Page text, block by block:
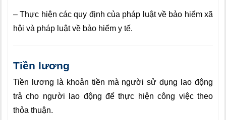
– Thực hiện các quy định của pháp luật về bảo hiểm xã
hội và pháp luật về bảo hiểm y tế.
Tiền lương
Tiền lương là khoản tiền mà người sử dụng lao động
trả cho người lao động để thực hiện công việc theo
thỏa thuận.